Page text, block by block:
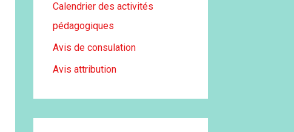
Calendrier des activités
pédagogiques
Avis de consulation
Avis attribution